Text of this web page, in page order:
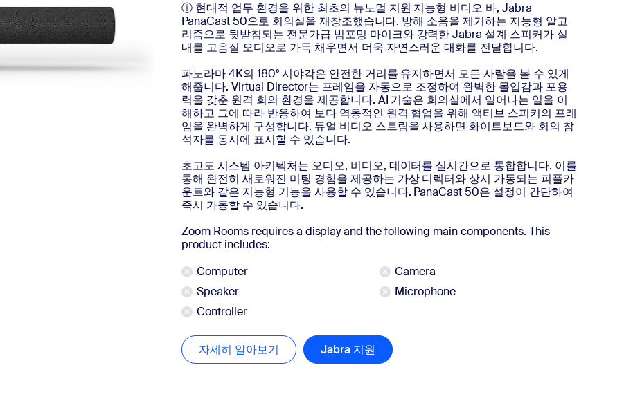
ⓘ 현대적 업무 환경을 위한 최초의 뉴노멀 지원 지능형 비디오 바, Jabra
PanaCast 50으로 회의실을 재창조했습니다. 방해 소음을 제거하는 지능형 알고
리즘으로 뒷받침되는 전문가급 빔포밍 마이크와 강력한 Jabra 설계 스피커가 실
내를 고음질 오디오로 가득 채우면서 더욱 자연스러운 대화를 전달합니다.
파노라마 4K의 180° 시야각은 안전한 거리를 유지하면서 모든 사람을 볼 수 있게
해줍니다. Virtual Director는 프레임을 자동으로 조정하여 완벽한 몰입감과 포용
력을 갖춘 원격 회의 환경을 제공합니다. AI 기술은 회의실에서 일어나는 일을 이
해하고 그에 따라 반응하여 보다 역동적인 원격 협업을 위해 액티브 스피커의 프레
임을 완벽하게 구성합니다. 듀얼 비디오 스트림을 사용하면 화이트보드와 회의 참
석자를 동시에 표시할 수 있습니다.
초고도 시스템 아키텍처는 오디오, 비디오, 데이터를 실시간으로 통합합니다. 이를
통해 완전히 새로워진 미팅 경험을 제공하는 가상 디렉터와 상시 가동되는 피플카
운트와 같은 지능형 기능을 사용할 수 있습니다. PanaCast 50은 설정이 간단하여
즉시 가동할 수 있습니다.
Zoom Rooms requires a display and the following main components. This
product includes:
Computer
Camera
Speaker
Microphone
Controller
자세히 알아보기 자세히 알아보기
Jabra 지원 Jabra 지원